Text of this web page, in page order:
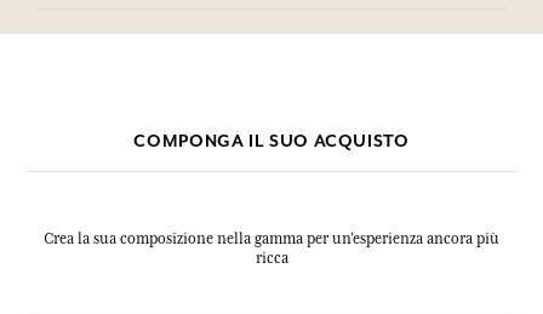
l'imballaggio del prodotto acquistato.
Si prega di consultare le qualità o le caratteristiche ambientali
COMPONGA IL SUO ACQUISTO
Crea la sua composizione nella gamma per un’esperienza ancora più
ricca